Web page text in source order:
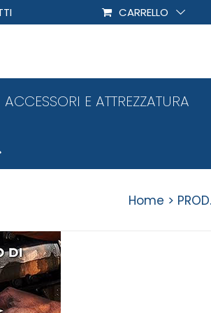
CARRELLO
ACCESSORI E ATTREZZATURA
Home